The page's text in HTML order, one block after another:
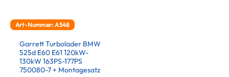
Art-Nummer: A548
Garrett Turbolader BMW
525d E60 E61 120kW-
130kW 163PS-177PS
750080-7 + Montagesatz